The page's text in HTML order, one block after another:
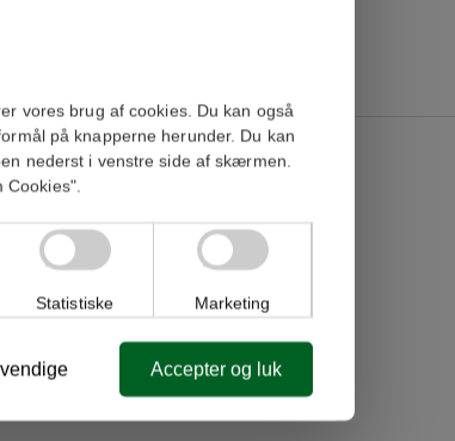
vores brug af cookies. Du kan også
på knapperne herunder. Du kan
nederst i venstre side af skærmen.
Statistiske Marketing
Accepter og luk